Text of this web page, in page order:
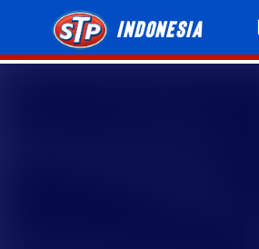
Indonesia